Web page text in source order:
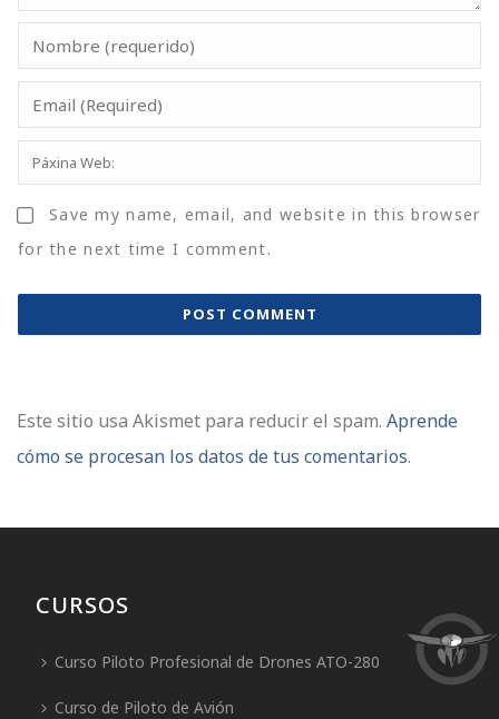
Save my name, email, and website in this browser
for the next time I comment.
Este sitio usa Akismet para reducir el spam. Aprende
cómo se procesan los datos de tus comentarios.
CURSOS
Curso Piloto Profesional de Drones ATO-280
Curso de Piloto de Avión